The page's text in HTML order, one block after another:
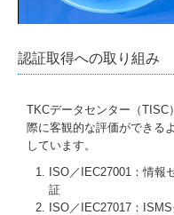
認証取得への取り組み
TKCデータセンター（TISC
際に客観的な評価ができる
しています。
ISO／IEC27001：情報
証
ISO／IEC27017：